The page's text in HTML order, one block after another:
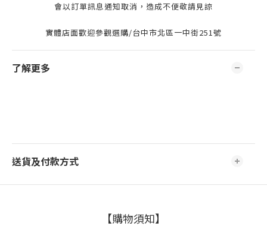
會以訂單訊息通知取消，造成不便敬請見諒
實體店面歡迎參觀選購/台中市北區一中街251號
了解更多
送貨及付款方式
【購物須知】